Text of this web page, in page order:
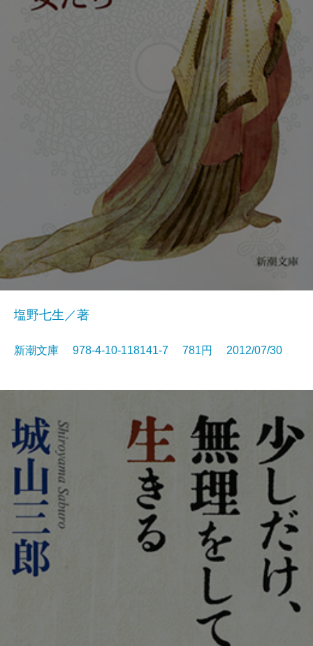
塩野七生／著
新潮文庫 978-4-10-118141-7 781円 2012/07/30